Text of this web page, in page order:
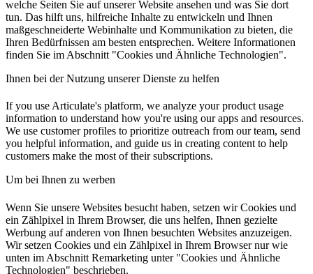
welche Seiten Sie auf unserer Website ansehen und was Sie dort
tun. Das hilft uns, hilfreiche Inhalte zu entwickeln und Ihnen
maßgeschneiderte Webinhalte und Kommunikation zu bieten, die
Ihren Bedürfnissen am besten entsprechen. Weitere Informationen
finden Sie im Abschnitt "Cookies und Ähnliche Technologien".
Ihnen bei der Nutzung unserer Dienste zu helfen
If you use Articulate's platform, we analyze your product usage
information to understand how you're using our apps and resources.
We use customer profiles to prioritize outreach from our team, send
you helpful information, and guide us in creating content to help
customers make the most of their subscriptions.
Um bei Ihnen zu werben
Wenn Sie unsere Websites besucht haben, setzen wir Cookies und
ein Zählpixel in Ihrem Browser, die uns helfen, Ihnen gezielte
Werbung auf anderen von Ihnen besuchten Websites anzuzeigen.
Wir setzen Cookies und ein Zählpixel in Ihrem Browser nur wie
unten im Abschnitt Remarketing unter "Cookies und Ähnliche
Technologien" beschrieben.